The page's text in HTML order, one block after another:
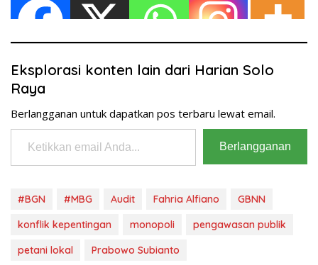
Eksplorasi konten lain dari Harian Solo
Raya
Berlangganan untuk dapatkan pos terbaru lewat email.
Ketikkan email Anda...
Berlangganan
#BGN #MBG Audit Fahria Alfiano
GBNN
konflik kepentingan
monopoli
pengawasan publik
petani lokal
Prabowo Subianto